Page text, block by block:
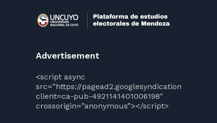
Advertisement
<script async
src=”https://pagead2.googlesyndication.com/
client=ca-pub-4921141401006198″
crossorigin=”anonymous”></script>